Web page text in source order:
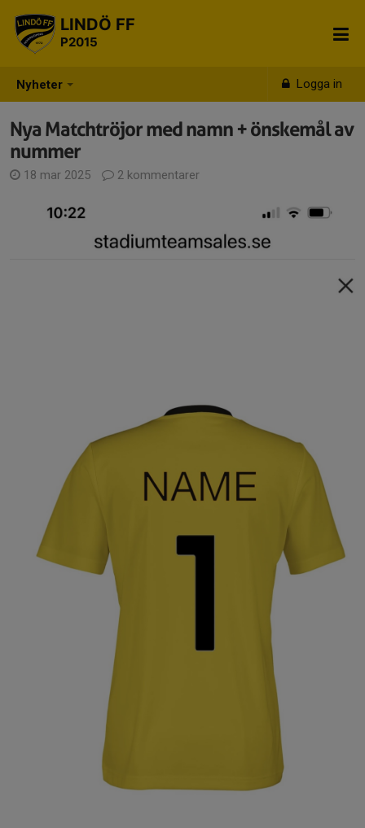
Nyheter Logga in
LINDÖ FF
P2015
Nya Matchtröjor med namn + önskemål av
nummer
18 mar 2025 2 kommentarer